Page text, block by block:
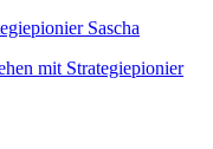
Sascha